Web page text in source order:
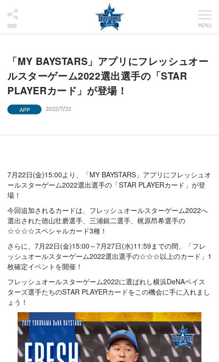
SNS MENU
「MY BAYSTARS」アプリにフレッシュオー
ルスターゲーム2022選出選手の「STAR
PLAYERカード」が登場！
APP 2022/7/22
7月22日(金)15:00より、「MY BAYSTARS」アプリにフレッシュオ
ールスターゲーム2022選出選手の「STAR PLAYERカード」が登
場！
今回追加されるカードは、フレッシュオールスターゲーム2022へ
選出された徳山壮磨選手、三浦銀二選手、梶原昂希選手の
☆☆☆☆スペシャルカード3種！
さらに、7月22日(金)15:00～7月27日(水)11:59までの間、「フレ
ッシュオールスターゲーム2022選出選手の☆☆☆以上のカード」1
枚確定イベントを開催！
フレッシュオールスターゲーム2022に選ばれし横浜DeNAベイス
ターズ選手たちのSTAR PLAYERカードをこの機会に手に入れまし
ょう！